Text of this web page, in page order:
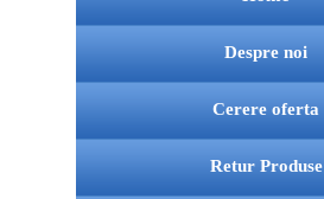
Despre noi
Cerere oferta
Retur Produse